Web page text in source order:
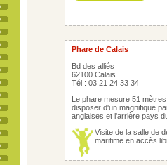
Phare de Calais
Bd des alliés
62100 Calais
Tél : 03 21 24 33 34
Le phare mesure 51
disposer d'un magnifique
anglaises et l'arrière pays
Visite de la salle de
maritime en accès